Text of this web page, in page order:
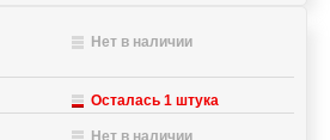
Нет в наличии
Осталась 1 штука